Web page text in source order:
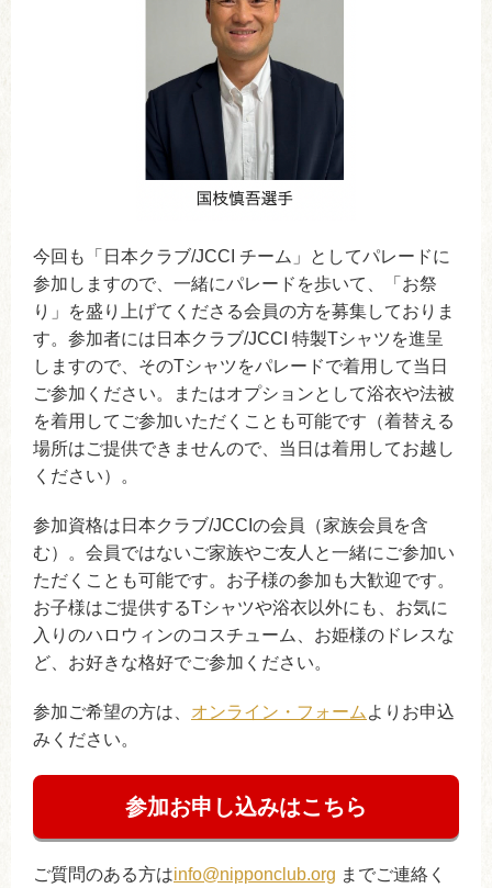
今回も「日本クラブ/JCCI チーム」としてパレードに
参加しますので、一緒にパレードを歩いて、「お祭
り」を盛り上げてくださる会員の方を募集しておりま
す。参加者には日本クラブ/JCCI 特製Tシャツを進呈
しますので、そのTシャツをパレードで着用して当日
ご参加ください。またはオプションとして浴衣や法被
を着用してご参加いただくことも可能です（着替える
場所はご提供できませんので、当日は着用してお越し
ください）。
参加資格は日本クラブ/JCCIの会員（家族会員を含
む）。会員ではないご家族やご友人と一緒にご参加い
ただくことも可能です。お子様の参加も大歓迎です。
お子様はご提供するTシャツや浴衣以外にも、お気に
入りのハロウィンのコスチューム、お姫様のドレスな
ど、お好きな格好でご参加ください。
参加ご希望の方は、 オンライン・フォーム よりお申込
みください。
参加お申し込みはこちら
ご質問のある方はinfo@nipponclub.org までご連絡く